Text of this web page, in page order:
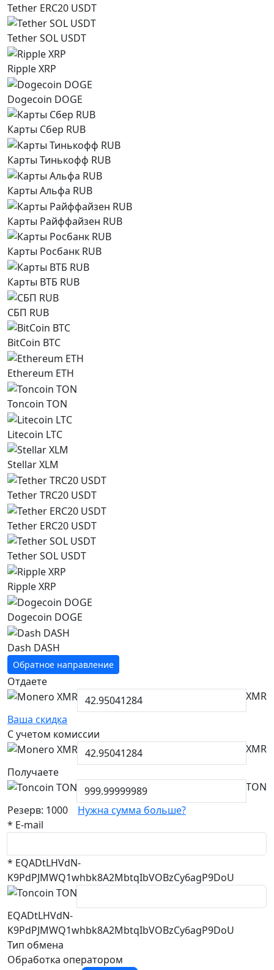
Tether ERC20 USDT
Tether SOL USDT
Ripple XRP
Dogecoin DOGE
Карты Сбер RUB
Карты Тинькофф RUB
Карты Альфа RUB
Карты Райффайзен RUB
Карты Росбанк RUB
Карты ВТБ RUB
СБП RUB
BitCoin BTC
Ethereum ETH
Toncoin TON
Litecoin LTC
Stellar XLM
Tether TRC20 USDT
Tether ERC20 USDT
Tether SOL USDT
Ripple XRP
Dogecoin DOGE
Dash DASH
Обратное направление
Отдаете
XMR
Ваша скидка
С учетом комиссии
XMR
Получаете
TON
Резерв: 1000
Нужна сумма больше?
* E-mail
* EQADtLHVdN-
K9PdPJMWQ1whbk8A2MbtqIbVOBzCy6agP9DoU
EQADtLHVdN-
K9PdPJMWQ1whbk8A2MbtqIbVOBzCy6agP9DoU
Тип обмена
Обработка оператором